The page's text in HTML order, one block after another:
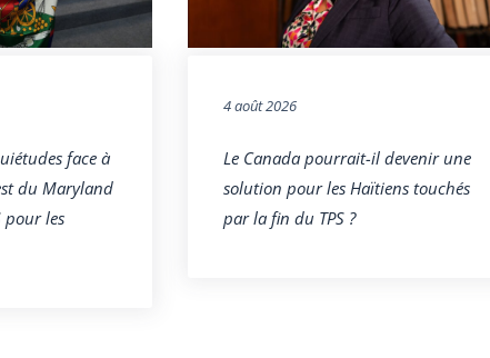
face à
du Maryland
pour les
4 août 2026
Le Canada pourrait-il devenir une
solution pour les Haïtiens touchés
par la fin du TPS ?